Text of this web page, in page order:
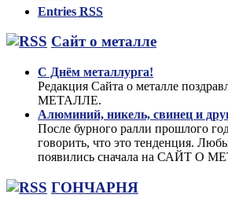
Entries RSS
Сайт о металле
С Днём металлурга!
Редакция Сайта о металле
МЕТАЛЛЕ.
Алюминий, никель, свинец и
После бурного ралли прошлого
говорить, что это тенденция.
появились сначала на САЙТ О
ГОНЧАРНЯ